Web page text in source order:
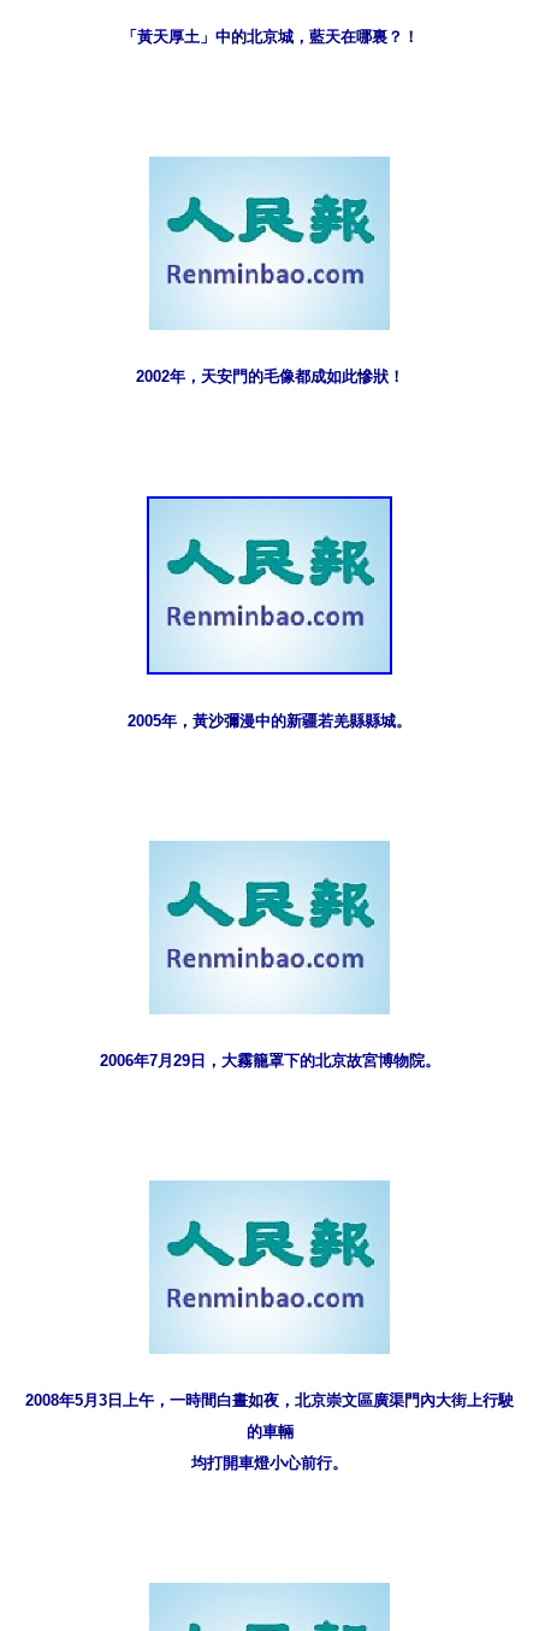
「黃天厚土」中的北京城，藍天在哪裏？！
2002年，天安門的毛像都成如此慘狀！
2005年，黃沙彌漫中的新疆若羌縣縣城。
2006年7月29日，大霧籠罩下的北京故宮博物院。
2008年5月3日上午，一時間白晝如夜，北京崇文區廣渠門內大街上行駛
的車輛
均打開車燈小心前行。